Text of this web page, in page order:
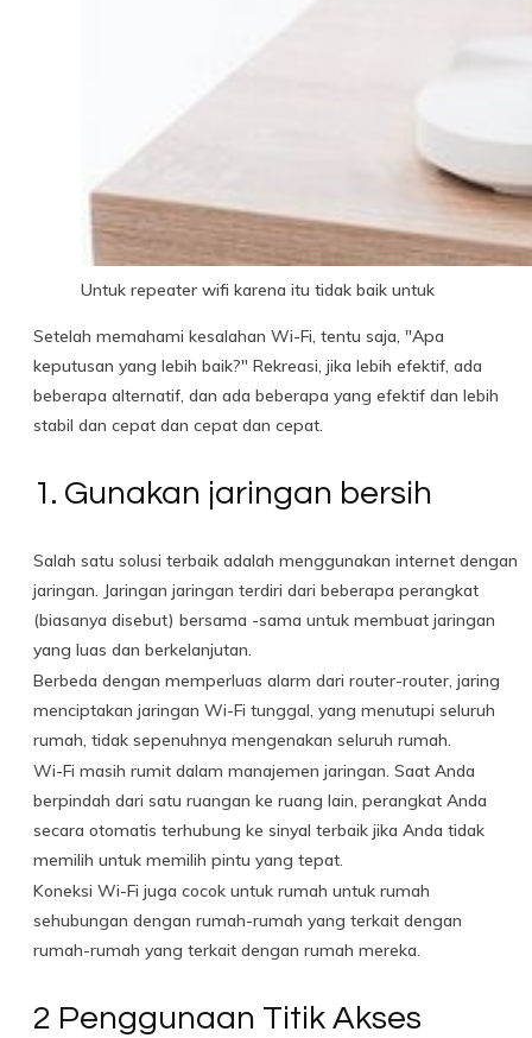
Untuk repeater wifi karena itu tidak baik untuk
Setelah memahami kesalahan Wi-Fi, tentu saja, "Apa
keputusan yang lebih baik?" Rekreasi, jika lebih efektif, ada
beberapa alternatif, dan ada beberapa yang efektif dan lebih
stabil dan cepat dan cepat dan cepat.
1. Gunakan jaringan bersih
Salah satu solusi terbaik adalah menggunakan internet dengan
jaringan. Jaringan jaringan terdiri dari beberapa perangkat
(biasanya disebut) bersama -sama untuk membuat jaringan
yang luas dan berkelanjutan.
Berbeda dengan memperluas alarm dari router-router, jaring
menciptakan jaringan Wi-Fi tunggal, yang menutupi seluruh
rumah, tidak sepenuhnya mengenakan seluruh rumah.
Wi-Fi masih rumit dalam manajemen jaringan. Saat Anda
berpindah dari satu ruangan ke ruang lain, perangkat Anda
secara otomatis terhubung ke sinyal terbaik jika Anda tidak
memilih untuk memilih pintu yang tepat.
Koneksi Wi-Fi juga cocok untuk rumah untuk rumah
sehubungan dengan rumah-rumah yang terkait dengan
rumah-rumah yang terkait dengan rumah mereka.
2 Penggunaan Titik Akses